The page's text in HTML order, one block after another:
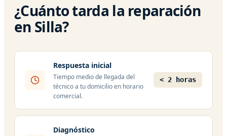
¿Cuánto tarda la reparación
en Silla?
Respuesta inicial
Tiempo medio de llegada del
técnico a tu domicilio en horario
comercial.
< 2 horas
Diagnóstico